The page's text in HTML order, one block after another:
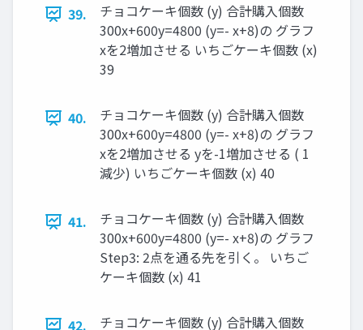
39.
チョコケーキ個数 (y) 合計購入個数
300x+600y=4800 (y=- x+8)の グラフ
xを2増加させる いちごケーキ個数 (x)
39
40.
チョコケーキ個数 (y) 合計購入個数
300x+600y=4800 (y=- x+8)の グラフ
xを2増加させる yを-1増加させる ( 1
減少) いちごケーキ個数 (x) 40
41.
チョコケーキ個数 (y) 合計購入個数
300x+600y=4800 (y=- x+8)の グラフ
Step3: 2点を通る先を引く。 いちご
ケーキ個数 (x) 41
42.
チョコケーキ個数 (y) 合計購入個数